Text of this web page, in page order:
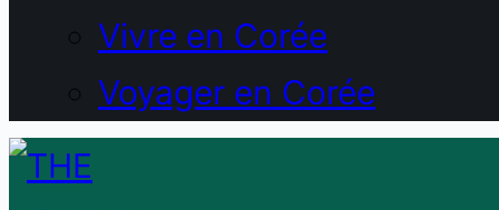
Vivre en Corée
Voyager en Corée